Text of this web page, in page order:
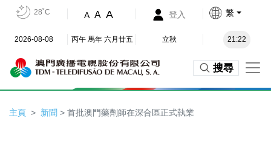
28˚C A A A 登入 繁
2026-08-08 丙午 馬年 六月廿五 立秋 21:22
搜尋
主頁 新聞 > 首批澳門藥劑師在深合區正式執業